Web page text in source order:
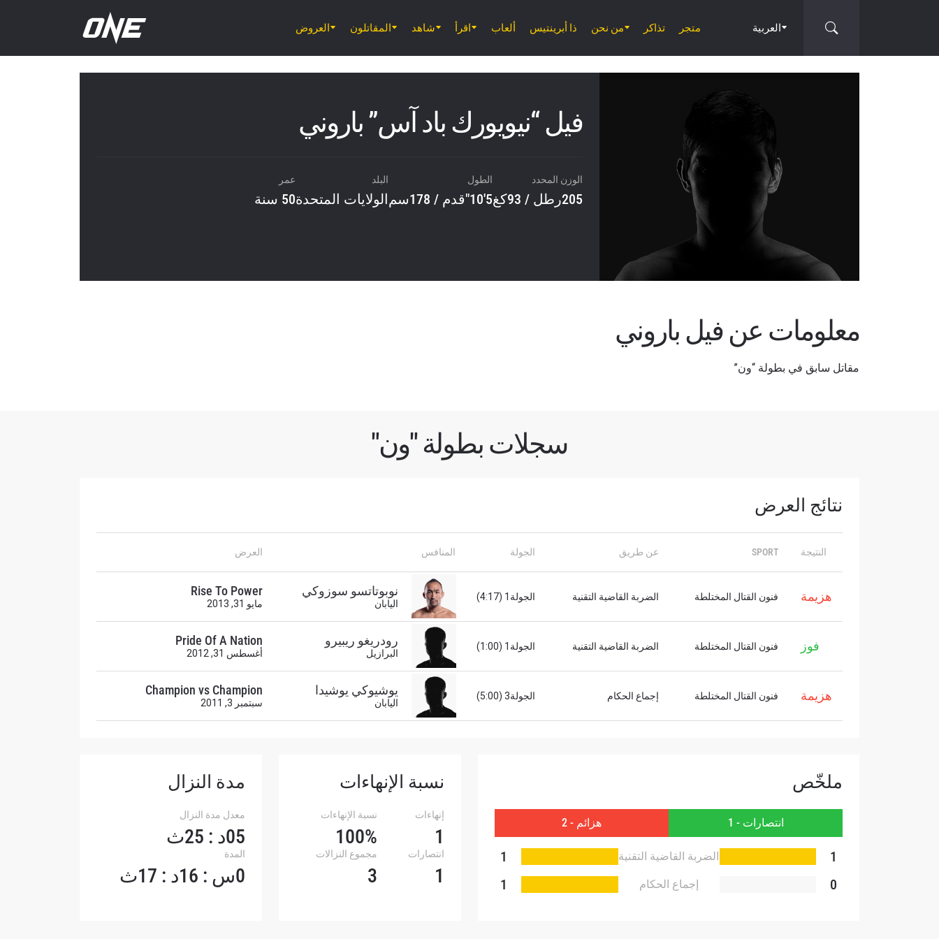
العروض المقاتلون شاهد اقرأ ألعاب ذا أبرينتيس من نحن تذاكر متجر العربية
فيل “نيويورك باد آس” باروني
الوزن المحدد
205رطل / 93كغ
الطول
5'10"قدم / 178سم
البلد
الولايات المتحدة
عمر
50 سنة
معلومات عن فيل باروني
مقاتل سابق في بطولة “ون”
سجلات بطولة "ون"
نتائج العرض
النتيجة SPORT عن طريق الجولة المنافس العرض
هزيمة فنون القتال المختلطة الضربة القاضية التقنية الجولة1 (4:17) نوبوتاتسو سوزوكي
اليابان
Rise To Power
مايو 31, 2013
فوز فنون القتال المختلطة الضربة القاضية التقنية الجولة1 (1:00) رودريغو ريبيرو
البرازيل
Pride Of A Nation
أغسطس 31, 2012
هزيمة فنون القتال المختلطة إجماع الحكام الجولة3 (5:00) يوشيوكي يوشيدا
اليابان
Champion vs Champion
سبتمبر 3, 2011
ملخّص
انتصارات - 1 هزائم - 2
1 الضربة القاضية التقنية
1
0
إجماع الحكام 1
نسبة الإنهاءات
إنهاءات
1
نسبة الإنهاءات
100%
انتصارات
1
مجموع النزالات
3
مدة النزال
معدل مدة النزال
05د : 25ث
المدة
0س : 16د : 17ث
شاهد أبرز اللقطات
خذ بطولة "ون" معك أينما ذهبت! اشترك الآن للوصول إلى آخر الأخبار، وفتح
العروض الخاصة والحصول على أفضل المقاعد لعروضنا الحية.
الإسم
بإرسال هذا النموذج، فإنك توافق على جمعنا لمعلوماتك واستخدامها والإفصاح